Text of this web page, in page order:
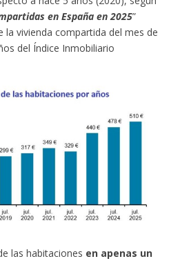
en España en 2025”
la vivienda compartida del mes de
del Índice Inmobiliario
las habitaciones en apenas un